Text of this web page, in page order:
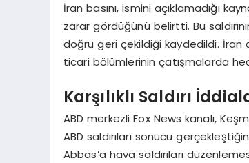
İran basını, ismini açıklamadığı
zarar gördüğünü belirtti. Bu
doğru geri çekildiği kaydedildi. İran
ticari bölümlerinin çatışmalarda
Karşılıklı Saldırı
ABD merkezli Fox News kanalı,
ABD saldırıları sonucu
Abbas’a hava saldırıları